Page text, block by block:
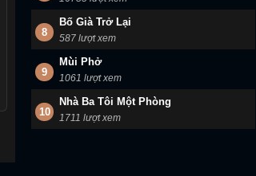
8
Bố Già Trở Lại
587 lượt xem
9
Mùi Phở
1061 lượt xem
10
Nhà Ba Tôi Một Phòng
1711 lượt xem